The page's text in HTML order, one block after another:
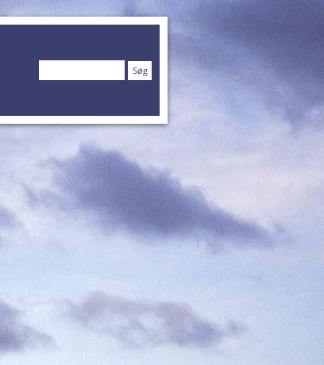
Søg